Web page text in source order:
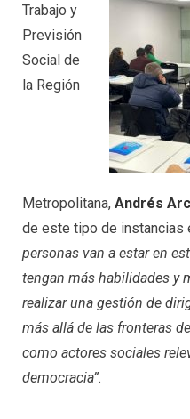
Trabajo y
Previsión
Social de
la Región
Metropolitana, Andrés
de este tipo de instancias
personas van a estar en
tengan más habilidades y
realizar una gestión de
más allá de las fronteras
como actores sociales
democracia”.